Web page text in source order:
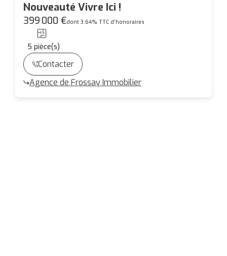
Nouveauté Vivre Ici !
399 000 €dont 3.64% TTC d'honoraires
5 pièce(s)
Contacter
Agence de Frossay Immobilier